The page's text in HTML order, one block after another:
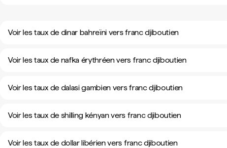
Voir les taux de dinar bahreïni vers franc djiboutien
Voir les taux de nafka érythréen vers franc djiboutien
Voir les taux de dalasi gambien vers franc djiboutien
Voir les taux de shilling kényan vers franc djiboutien
Voir les taux de dollar libérien vers franc djiboutien